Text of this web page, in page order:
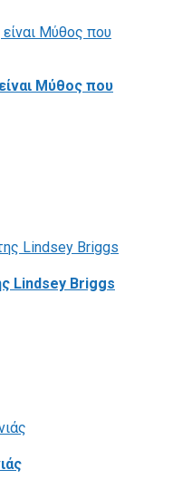
Μύθος που
Lindsey Briggs